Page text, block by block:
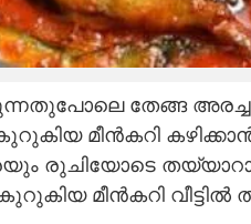
തേങ്ങ
മീൻകറി
രുചിയോടെ
മീൻകറി